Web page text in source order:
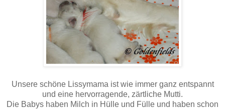
Unsere schöne Lissymama ist wie immer ganz entspannt
und eine hervorragende, zärtliche Mutti.
Die Babys haben Milch in Hülle und Fülle und haben schon